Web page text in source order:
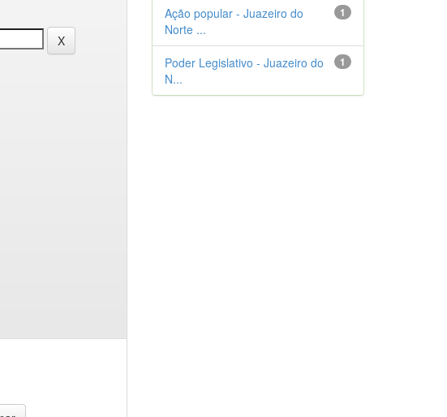
1
Ação popular - Juazeiro do
Norte ...
1
Poder Legislativo - Juazeiro do
N...